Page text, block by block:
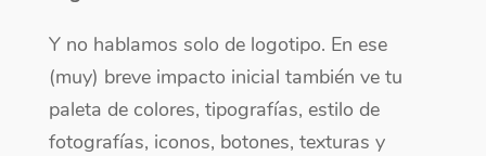
Y no hablamos solo de logotipo. En ese
(muy) breve impacto inicial también ve tu
paleta de colores, tipografías, estilo de
fotografías, iconos, botones, texturas y